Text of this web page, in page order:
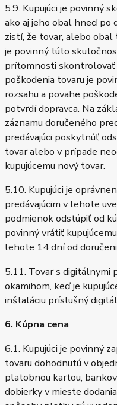
5.9. Kupujúci je povinný
ako aj jeho obal hneď po
zistí, že tovar, alebo obal
je povinný túto
prítomnosti skontrolovať
poškodenia tovaru je
rozsahu a povahe
potvrdí dopravca. Na
záznamu doručeného
predávajúci poskytnúť
tovar alebo v prípade
kupujúcemu nový tovar.
5.10. Kupujúci je
predávajúcim v lehote
podmienok odstúpiť od
povinný vrátiť
lehote 14 dní od
5.11. Tovar s digitálnymi
okamihom, keď je
inštaláciu príslušný
6. Kúpna cena
6.1. Kupujúci je povinný
tovaru dohodnutú v
platobnou kartou,
dobierky v mieste